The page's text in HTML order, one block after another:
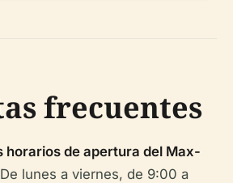
frecuentes
horarios de apertura del Max-
lunes a viernes, de 9:00 a